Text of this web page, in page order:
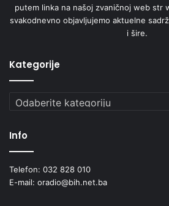
putem linka na našoj zvaničnoj web str
svakodnevno objavljujemo aktuelne
i šire.
Kategorije
Kategorije
Info
Telefon: 032 828 010
E-mail: oradio@bih.net.ba